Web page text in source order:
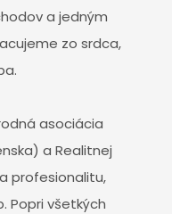
a jedným
zo srdca,
asociácia
a Realitnej
profesionalitu,
Popri všetkých